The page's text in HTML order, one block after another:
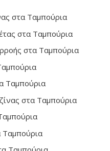
στα Ταμπούρια
στα Ταμπούρια
στα Ταμπούρια
Ταμπούρια
στα Ταμπούρια